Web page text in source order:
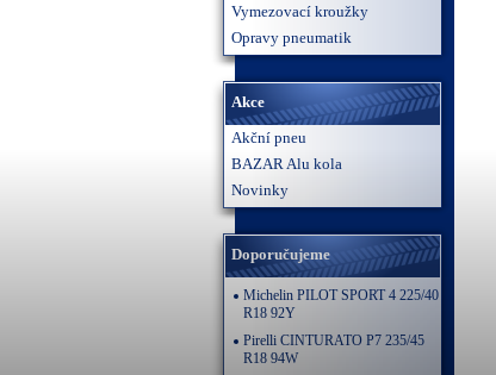
Vymezovací kroužky
Opravy pneumatik
Akce
Akční pneu
BAZAR Alu kola
Novinky
Doporučujeme
Michelin PILOT SPORT 4 225/40
R18 92Y
Pirelli CINTURATO P7 235/45
R18 94W